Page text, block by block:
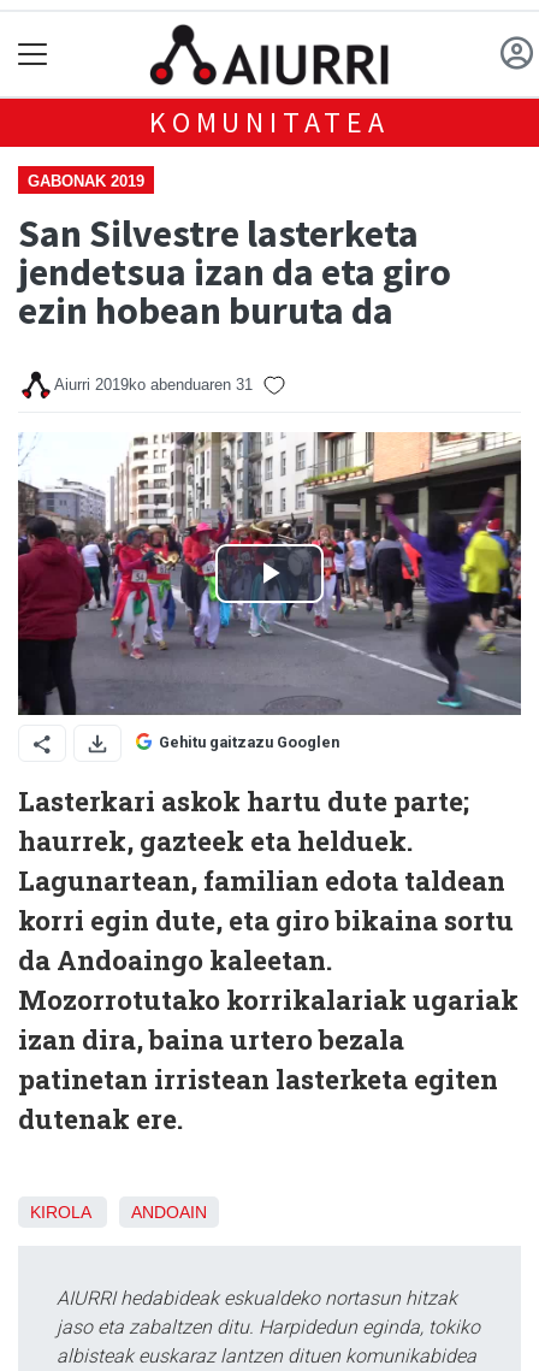
KOMUNITATEA
GABONAK 2019
San Silvestre lasterketa
jendetsua izan da eta giro
ezin hobean buruta da
Aiurri 2019ko abenduaren 31
Gehitu gaitzazu Googlen
Lasterkari askok hartu dute parte;
haurrek, gazteek eta helduek.
Lagunartean, familian edota taldean
korri egin dute, eta giro bikaina sortu
da Andoaingo kaleetan.
Mozorrotutako korrikalariak ugariak
izan dira, baina urtero bezala
patinetan irristean lasterketa egiten
dutenak ere.
KIROLA ANDOAIN
AIURRI hedabideak eskualdeko nortasun hitzak
jaso eta zabaltzen ditu. Harpidedun eginda, tokiko
albisteak euskaraz lantzen dituen komunikabidea